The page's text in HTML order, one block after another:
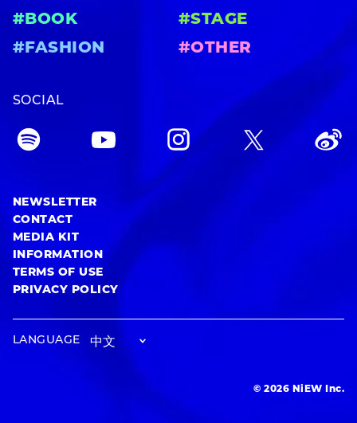
#BOOK
#STAGE
#FASHION
#OTHER
SOCIAL
NEWSLETTER
CONTACT
MEDIA KIT
INFORMATION
TERMS OF USE
PRIVACY POLICY
LANGUAGE
© 2026 NiEW Inc.